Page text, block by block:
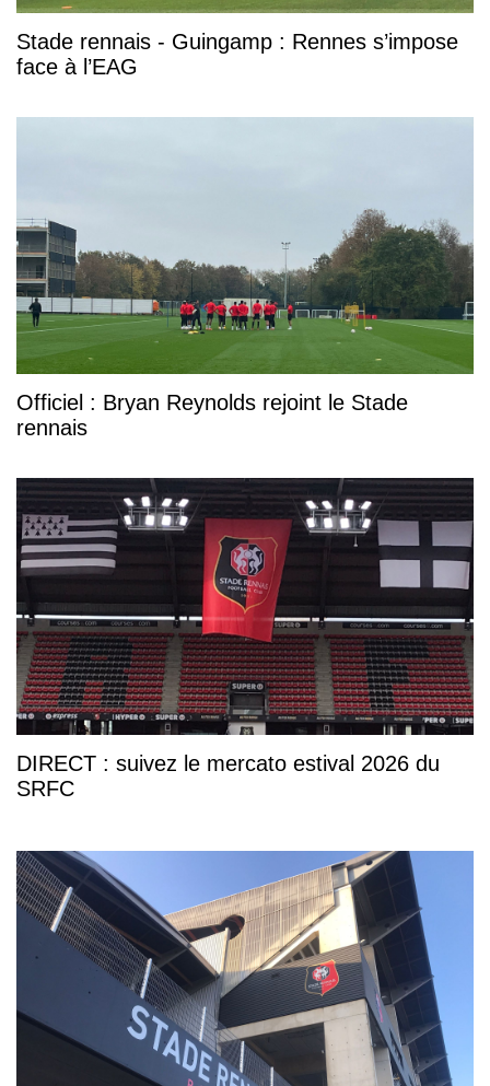
Stade rennais - Guingamp : Rennes s’impose
face à l’EAG
Officiel : Bryan Reynolds rejoint le Stade
rennais
DIRECT : suivez le mercato estival 2026 du
SRFC